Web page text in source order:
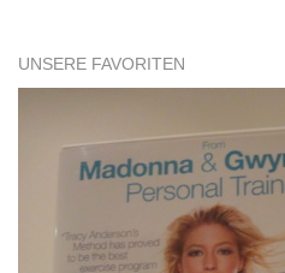
UNSERE FAVORITEN